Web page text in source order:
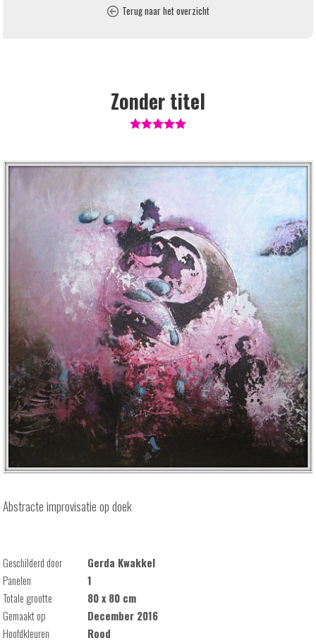
Terug naar het overzicht
Zonder titel
Abstracte improvisatie op doek
Geschilderd door
Gerda Kwakkel
Panelen
1
Totale grootte
80 x 80 cm
Gemaakt op
December 2016
Hoofdkleuren
Rood